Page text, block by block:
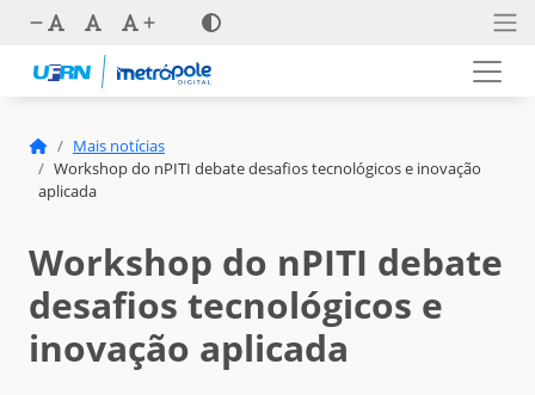
Mais notícias
Workshop do nPITI debate desafios tecnológicos e inovação
aplicada
Workshop do nPITI debate
desafios tecnológicos e
inovação aplicada